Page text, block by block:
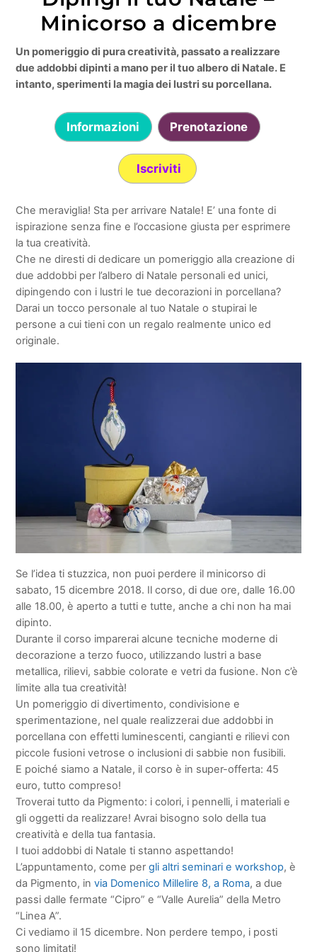
Minicorso a dicembre
Un pomeriggio di pura creatività, passato a realizzare
due addobbi dipinti a mano per il tuo albero di Natale. E
intanto, sperimenti la magia dei lustri su porcellana.
Informazioni Prenotazione
Iscriviti
Che meraviglia! Sta per arrivare Natale! E’ una fonte di
ispirazione senza fine e l’occasione giusta per esprimere
la tua creatività.
Che ne diresti di dedicare un pomeriggio alla creazione di
due addobbi per l’albero di Natale personali ed unici,
dipingendo con i lustri le tue decorazioni in porcellana?
Darai un tocco personale al tuo Natale o stupirai le
persone a cui tieni con un regalo realmente unico ed
originale.
Se l’idea ti stuzzica, non puoi perdere il minicorso di
sabato, 15 dicembre 2018. Il corso, di due ore, dalle 16.00
alle 18.00, è aperto a tutti e tutte, anche a chi non ha mai
dipinto.
Durante il corso imparerai alcune tecniche moderne di
decorazione a terzo fuoco, utilizzando lustri a base
metallica, rilievi, sabbie colorate e vetri da fusione. Non c’è
limite alla tua creatività!
Un pomeriggio di divertimento, condivisione e
sperimentazione, nel quale realizzerai due addobbi in
porcellana con effetti luminescenti, cangianti e rilievi con
piccole fusioni vetrose o inclusioni di sabbie non fusibili.
E poiché siamo a Natale, il corso è in super-offerta: 45
euro, tutto compreso!
Troverai tutto da Pigmento: i colori, i pennelli, i materiali e
gli oggetti da realizzare! Avrai bisogno solo della tua
creatività e della tua fantasia.
I tuoi addobbi di Natale ti stanno aspettando!
L’appuntamento, come pergli altri seminari e workshop, è
da Pigmento, invia Domenico Millelire 8, a Roma, a due
passi dalle fermate “Cipro” e “Valle Aurelia” della Metro
“Linea A”.
Ci vediamo il 15 dicembre. Non perdere tempo, i posti
sono limitati!